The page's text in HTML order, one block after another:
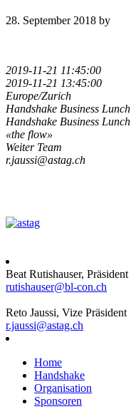
28. September 2018 by
2019-11-21 11:45:00
2019-11-21 13:45:00
Europe/Zurich
Handshake Business Lunch
Handshake Business Lunch
«the flow»
Weiter Team
r.jaussi@astag.ch
Beat Rutishauser, Präsident
rutishauser@bl-con.ch
Reto Jaussi, Vize Präsident
r.jaussi@astag.ch
Home
Handshake
Organisation
Sponsoren